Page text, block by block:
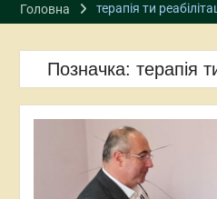
Головна терапія ти
Позначка: терапія